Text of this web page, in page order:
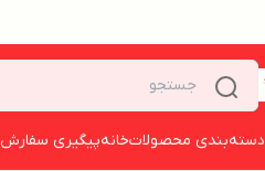
دسته‌بندی محصولاتخانهپیگیری سفارش